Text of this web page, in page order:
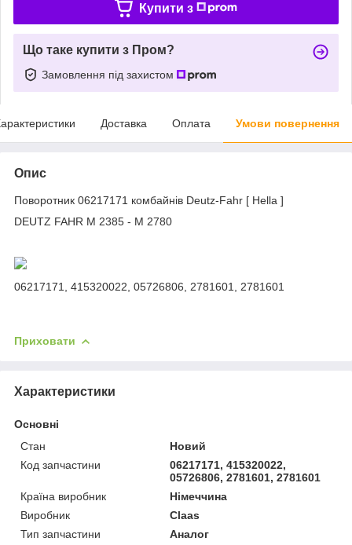
Купити з
Що таке купити з Пром?
Замовлення під захистом
Доставка Оплата Умови повернення
Опис
Поворотник 06217171 комбайнів Deutz-Fahr [ Hella ]
DEUTZ FAHR M 2385 - M 2780
06217171, 415320022, 05726806, 2781601, 2781601
Приховати
Характеристики
Основні
Стан
Новий
Код запчастини
06217171, 415320022,
05726806, 2781601, 2781601
Країна виробник
Німеччина
Виробник
Claas
Тип запчастини
Аналог